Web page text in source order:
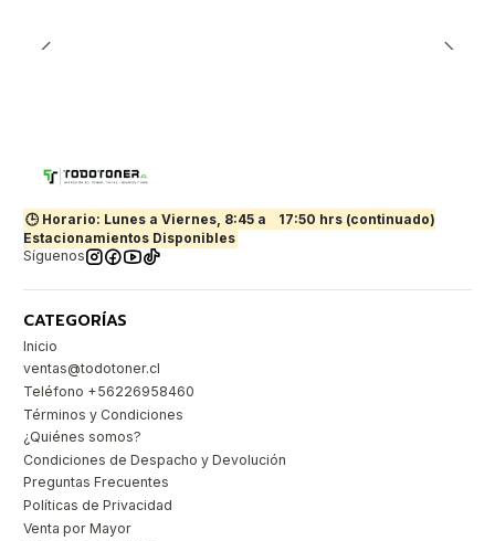
🕒 Horario: Lunes a Viernes, 8:45 a
17:50 hrs (continuado)
Estacionamientos Disponibles
Síguenos
CATEGORÍAS
Inicio
ventas@todotoner.cl
Teléfono +56226958460
Términos y Condiciones
¿Quiénes somos?
Condiciones de Despacho y Devolución
Preguntas Frecuentes
Políticas de Privacidad
Venta por Mayor